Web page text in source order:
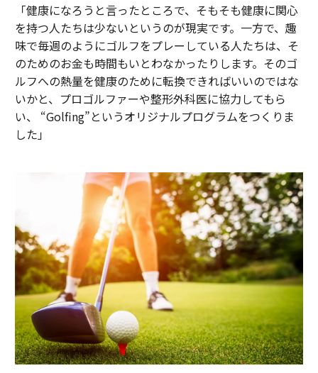
「健康になろうと言ったところで、そもそも健康に関心
を持つ人たちは少ないというのが現実です。一方で、趣
味で毎週のようにゴルフをプレーしている人たちは、そ
のためのお金も時間もいとわなかったりします。そのゴ
ルフへの熱量を健康のために転換できればいいのではな
いかと、プロゴルファーや整形外科医に協力してもら
い、 “Golfing”というオリジナルプログラムをつくりま
した」